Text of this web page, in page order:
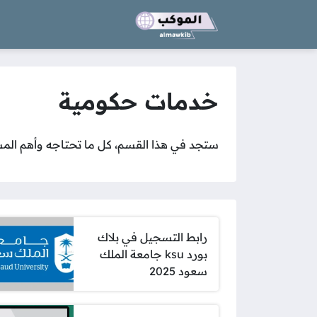
خدمات حكومية
ستجد في هذا القسم، كل ما تحتاجه وأهم
رابط التسجيل في بلاك
بورد ksu جامعة الملك
سعود 2025